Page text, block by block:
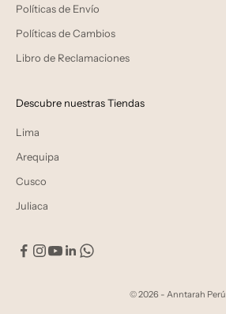
Políticas de Envío
Políticas de Cambios
Libro de Reclamaciones
Descubre nuestras Tiendas
Lima
Arequipa
Cusco
Juliaca
© 2026 - Anntarah Perú